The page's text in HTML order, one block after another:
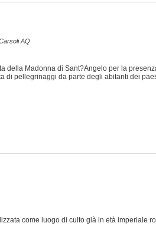
AQ
della Madonna di Sant?Angelo per la
di pellegrinaggi da parte degli abitanti dei
come luogo di culto già in età imperiale